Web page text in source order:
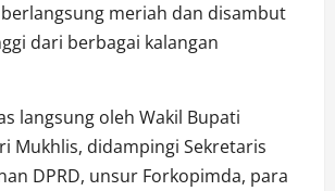
berlangsung meriah dan disambut
dari berbagai kalangan
langsung oleh Wakil Bupati
Mukhlis, didampingi Sekretaris
DPRD, unsur Forkopimda, para